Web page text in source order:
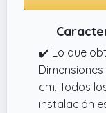
para un
dirigido a
✔️ Lo que
cm. Todos
instalación